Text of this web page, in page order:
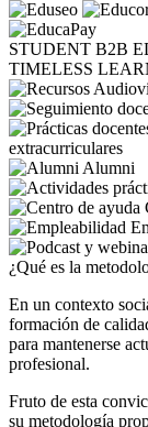
STUDENT B2B
TIMELESS
extracurriculares
Alumni
¿Qué es la
En un contexto
formación de
para mantenerse
profesional.
Fruto de esta
su metodología